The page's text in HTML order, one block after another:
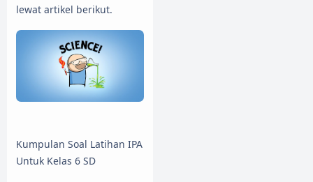
lewat artikel berikut.
Kumpulan Soal Latihan IPA
Untuk Kelas 6 SD